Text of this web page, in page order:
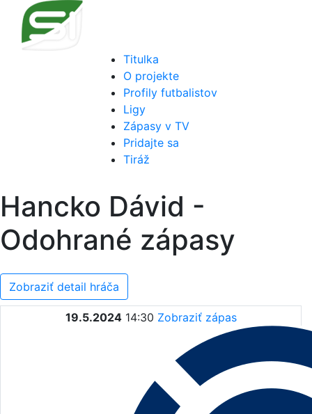
Titulka
O projekte
Profily futbalistov
Ligy
Zápasy v TV
Pridajte sa
Tiráž
Hancko Dávid -
Odohrané zápasy
Zobraziť detail hráča
19.5.2024 14:30 Zobraziť zápas